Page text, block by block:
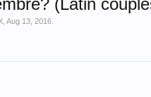
(Latin
,Aug 13, 2016